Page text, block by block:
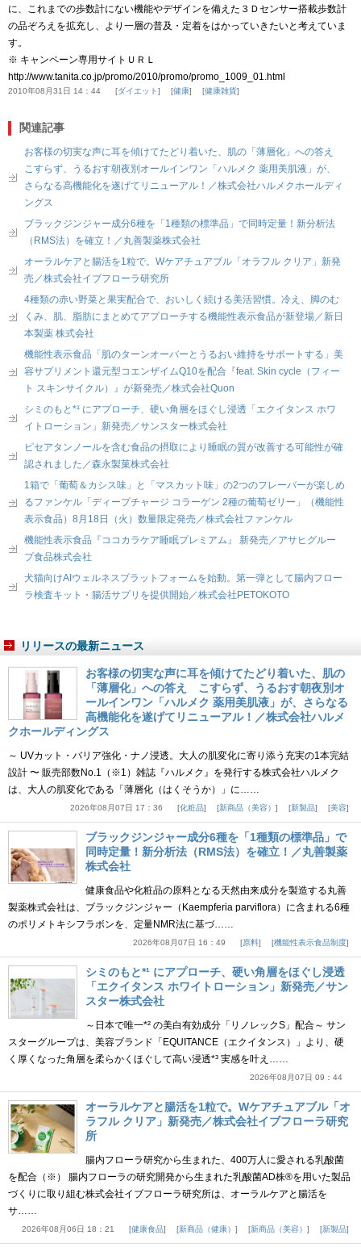
に、これまでの歩数計にない機能やデザインを備えた３Ｄセンサー搭載歩数計
の品ぞろえを拡充し、より一層の普及・定着をはかっていきたいと考えていま
す。
※ キャンペーン専用サイトＵＲＬ
http://www.tanita.co.jp/promo/2010/promo/promo_1009_01.html
2010年08月31日 14：44 ダイエット 健康 健康雑貨
関連記事
お客様の切実な声に耳を傾けてたどり着いた、肌の「薄層化」への答え
こすらず、うるおす朝夜別オールインワン「ハルメク 薬用美肌液」が、
さらなる高機能化を遂げてリニューアル！／株式会社ハルメクホールディ
ングス
ブラックジンジャー成分6種を「1種類の標準品」で同時定量！新分析法
（RMS法）を確立！／丸善製薬株式会社
オーラルケアと腸活を1粒で。Wケアチュアブル「オラフル クリア」新発
売／株式会社イブフローラ研究所
4種類の赤い野菜と果実配合で、おいしく続ける美活習慣。冷え、脚のむ
くみ、肌、脂肪にまとめてアプローチする機能性表示食品が新登場／新日
本製薬 株式会社
機能性表示食品「肌のターンオーバーとうるおい維持をサポートする」美
容サプリメント還元型コエンザイムQ10を配合『feat. Skin cycle（フィー
ト スキンサイクル）』が新発売／株式会社Quon
シミのもと*¹ にアプローチ、硬い角層をほぐし浸透「エクイタンス ホワ
イトローション」新発売／サンスター株式会社
ピセアタンノールを含む食品の摂取により睡眠の質が改善する可能性が確
認されました／森永製菓株式会社
1箱で「葡萄＆カシス味」と「マスカット味」の2つのフレーバーが楽しめ
るファンケル「ディープチャージ コラーゲン 2種の葡萄ゼリー」（機能性
表示食品）8月18日（火）数量限定発売／株式会社ファンケル
機能性表示食品『ココカラケア睡眠プレミアム』 新発売／アサヒグルー
プ食品株式会社
犬猫向けAIウェルネスプラットフォームを始動。第一弾として腸内フロー
ラ検査キット・腸活サプリを提供開始／株式会社PETOKOTO
リリースの最新ニュース
お客様の切実な声に耳を傾けてたどり着いた、肌の
「薄層化」への答え こすらず、うるおす朝夜別オ
ールインワン「ハルメク 薬用美肌液」が、さらなる
高機能化を遂げてリニューアル！／株式会社ハルメ
クホールディングス
～ UVカット・バリア強化・ナノ浸透。大人の肌変化に寄り添う充実の1本完結
設計 〜 販売部数No.1（※1）雑誌『ハルメク』を発行する株式会社ハルメク
は、大人の肌変化である「薄層化（はくそうか）」に……
2026年08月07日 17：36 化粧品 新商品（美容） 新製品 美容
ブラックジンジャー成分6種を「1種類の標準品」で
同時定量！新分析法（RMS法）を確立！／丸善製薬
株式会社
健康食品や化粧品の原料となる天然由来成分を製造する丸善
製薬株式会社は、ブラックジンジャー（Kaempferia parviflora）に含まれる6種
のポリメトキシフラボンを、定量NMR法に基づ……
2026年08月07日 16：49 原料 機能性表示食品制度
シミのもと*¹ にアプローチ、硬い角層をほぐし浸透
「エクイタンス ホワイトローション」新発売／サン
スター株式会社
～日本で唯一*² の美白有効成分「リノレックS」配合～ サン
スターグループは、美容ブランド「EQUITANCE（エクイタンス）」より、硬
く厚くなった角層を柔らかくほぐして高い浸透*³ 実感を叶え……
2026年08月07日 09：44
オーラルケアと腸活を1粒で。Wケアチュアブル「オ
ラフル クリア」新発売／株式会社イブフローラ研究
所
腸内フローラ研究から生まれた、400万人に愛される乳酸菌
を配合（※） 腸内フローラの研究開発から生まれた乳酸菌AD株®を用いた製品
づくりに取り組む株式会社イブフローラ研究所は、オーラルケアと腸活を
サ……
2026年08月06日 18：21 健康食品 新商品（健康） 新商品（美容） 新製品